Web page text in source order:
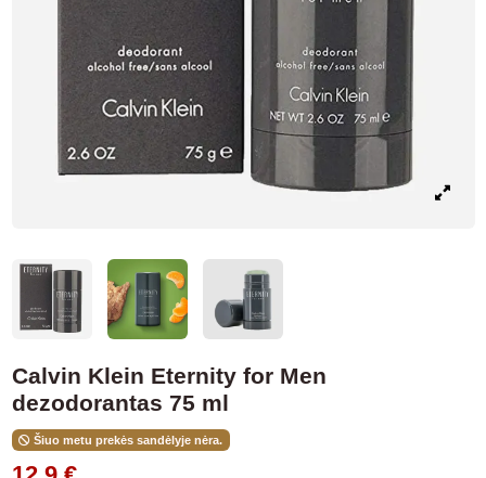
Calvin Klein Eternity for Men
dezodorantas 75 ml
Šiuo metu prekės sandėlyje nėra.